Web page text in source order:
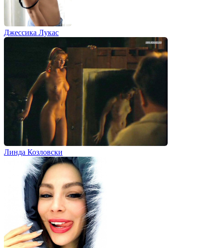
Джессика Лукас
Линда Козловски